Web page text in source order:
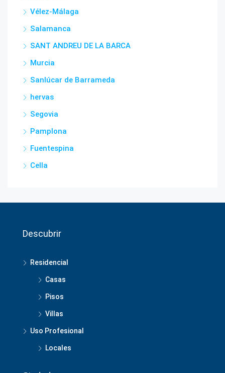
Vélez-Málaga
Salamanca
SANT ANDREU DE LA BARCA
Murcia
Sanlúcar de Barrameda
hervas
Segovia
Pamplona
Fuentespina
Cella
Descubrir
Residencial
Casas
Pisos
Villas
Uso Profesional
Locales